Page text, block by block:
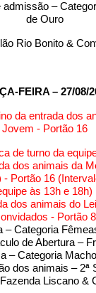
–
de Ouro
Rio Bonito &
FEIRA – 27/08/
da entrada dos
Jovem - Portão 16
de turno da
dos animais da
Portão 16
às 13h e 18h)
dos animais do
- Portão 8
– Categoria
de Abertura –
– Categoria
dos animais – 2ª
Liscano &